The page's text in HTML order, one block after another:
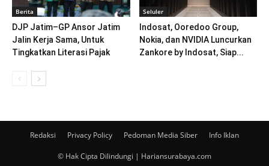
Berita
DJP Jatim–GP Ansor Jatim
Jalin Kerja Sama, Untuk
Tingkatkan Literasi Pajak
Seluler
Indosat, Ooredoo Group,
Nokia, dan NVIDIA Luncurkan
Zankore by Indosat, Siap...
Redaksi Privacy Policy Pedoman Media Siber Info Iklan
© Hak Cipta Dilindungi | Hariansurabaya.com